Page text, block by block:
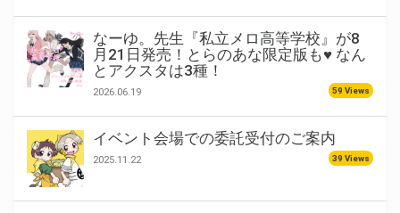
なーゆ。先生『私立メロ高等学校』が8
月21日発売！とらのあな限定版も♥ なん
とアクスタは3種！
2026.06.19 59 Views
イベント会場での委託受付のご案内
2025.11.22 39 Views